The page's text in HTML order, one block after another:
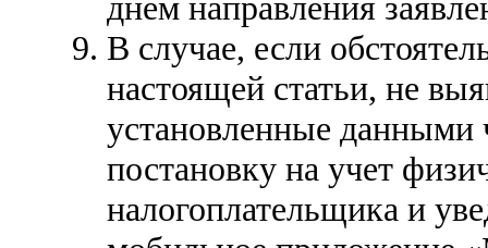
днем направления
В случае, если
настоящей статьи, не
установленные данными
постановку на учет
налогоплательщика и